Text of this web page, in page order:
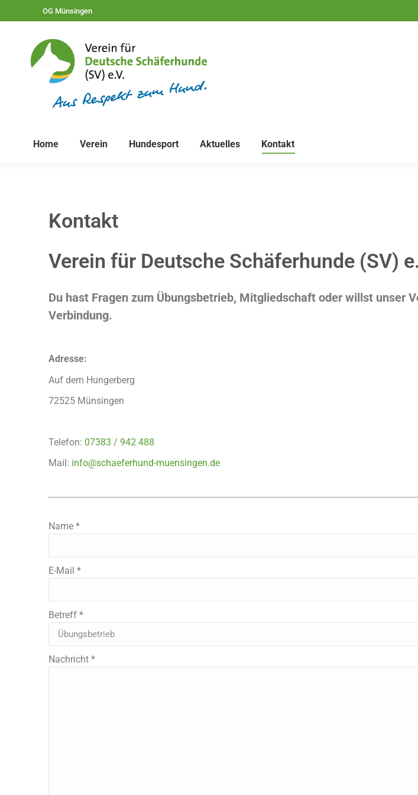
OG Münsingen
Home Verein Hundesport Aktuelles Kontakt
Kontakt
Verein für Deutsche Schäferhunde (SV)
Du hast Fragen zum Übungsbetrieb, Mitgliedschaft oder willst unser
Verbindung.
Adresse:
Auf dem Hungerberg
72525 Münsingen
Telefon: 07383 / 942 488
Mail: info@schaeferhund-muensingen.de
Name *
E-Mail *
Betreff *
Nachricht *